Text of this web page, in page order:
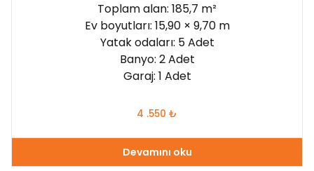
Toplam alan: 185,7 m²
Ev boyutları: 15,90 × 9,70 m
Yatak odaları: 5 Adet
Banyo: 2 Adet
Garaj: 1 Adet
4 .550 ₺
Devamını oku